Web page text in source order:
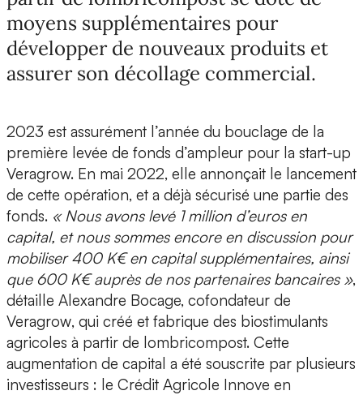
moyens supplémentaires pour
développer de nouveaux produits et
assurer son décollage commercial.
2023 est assurément l’année du bouclage de la
première levée de fonds d’ampleur pour la start-up
Veragrow. En mai 2022, elle annonçait le lancement
de cette opération, et a déjà sécurisé une partie des
fonds. « Nous avons levé 1 million d’euros en
capital, et nous sommes encore en discussion pour
mobiliser 400 K€ en capital supplémentaires, ainsi
que 600 K€ auprès de nos partenaires bancaires »,
détaille Alexandre Bocage, cofondateur de
Veragrow, qui créé et fabrique des biostimulants
agricoles à partir de lombricompost. Cette
augmentation de capital a été souscrite par plusieurs
investisseurs : le Crédit Agricole Innove en